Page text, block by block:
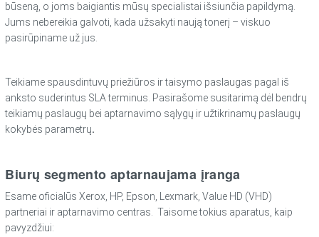
būseną, o joms baigiantis mūsų specialistai išsiunčia papildymą.
Jums nebereikia galvoti, kada užsakyti naują tonerį – viskuo
pasirūpiname už jus.
Teikiame spausdintuvų priežiūros ir taisymo paslaugas pagal iš
anksto suderintus SLA terminus. Pasirašome susitarimą dėl bendrų
teikiamų paslaugų bei aptarnavimo sąlygų ir užtikrinamų paslaugų
kokybės parametrų.
Biurų segmento aptarnaujama įranga
Esame oficialūs Xerox, HP, Epson, Lexmark, Value HD (VHD)
partneriai ir aptarnavimo centras. Taisome tokius aparatus, kaip
pavyzdžiui: